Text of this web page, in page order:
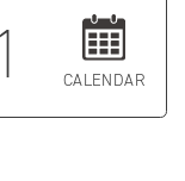
CALENDAR